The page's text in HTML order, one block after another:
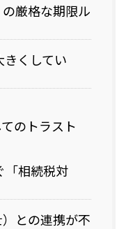
の厳格な期限ル
くしてい
のトラスト
「相続税対
との連携が不